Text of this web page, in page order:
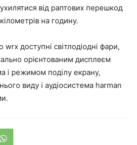
від раптових перешкод
на годину.
доступні світлодіодні фари,
орієнтованим дисплеєм
і режимом поділу екрану,
виду і аудіосистема harman